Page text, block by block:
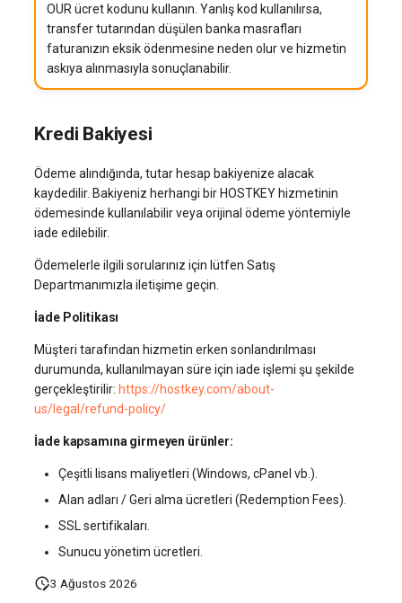
OUR ücret kodunu kullanın. Yanlış kod kullanılırsa,
transfer tutarından düşülen banka masrafları
faturanızın eksik ödenmesine neden olur ve hizmetin
askıya alınmasıyla sonuçlanabilir.
Kredi Bakiyesi
Ödeme alındığında, tutar hesap bakiyenize alacak
kaydedilir. Bakiyeniz herhangi bir HOSTKEY hizmetinin
ödemesinde kullanılabilir veya orijinal ödeme yöntemiyle
iade edilebilir.
Ödemelerle ilgili sorularınız için lütfen Satış
Departmanımızla iletişime geçin.
İade Politikası
Müşteri tarafından hizmetin erken sonlandırılması
durumunda, kullanılmayan süre için iade işlemi şu şekilde
gerçekleştirilir: https://hostkey.com/about-
us/legal/refund-policy/
İade kapsamına girmeyen ürünler:
Çeşitli lisans maliyetleri (Windows, cPanel vb.).
Alan adları / Geri alma ücretleri (Redemption Fees).
SSL sertifikaları.
Sunucu yönetim ücretleri.
3 Ağustos 2026